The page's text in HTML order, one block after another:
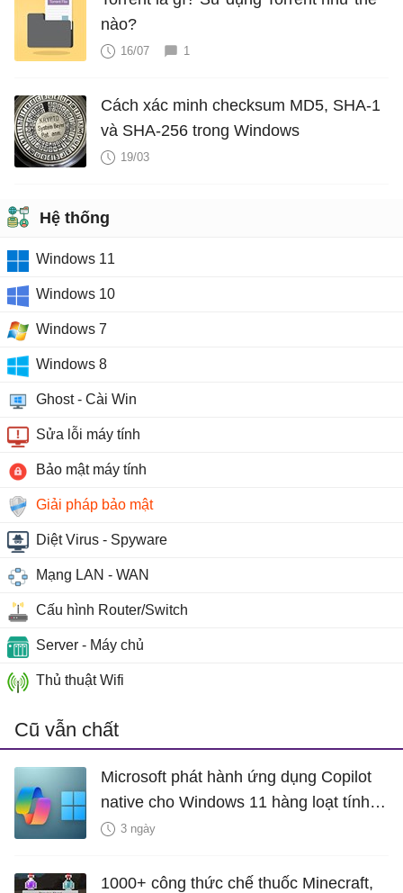
nào?
16/07 1
Cách xác minh checksum MD5, SHA-1
và SHA-256 trong Windows
19/03
Hệ thống
Windows 11
Windows 10
Windows 7
Windows 8
Ghost - Cài Win
Sửa lỗi máy tính
Bảo mật máy tính
Giải pháp bảo mật
Diệt Virus - Spyware
Mạng LAN - WAN
Cấu hình Router/Switch
Server - Máy chủ
Thủ thuật Wifi
Cũ vẫn chất
Microsoft phát hành ứng dụng Copilot
native cho Windows 11 hàng loạt tính
năng mới Hữu Ích
3 ngày
1000+ công thức chế thuốc Minecraft,